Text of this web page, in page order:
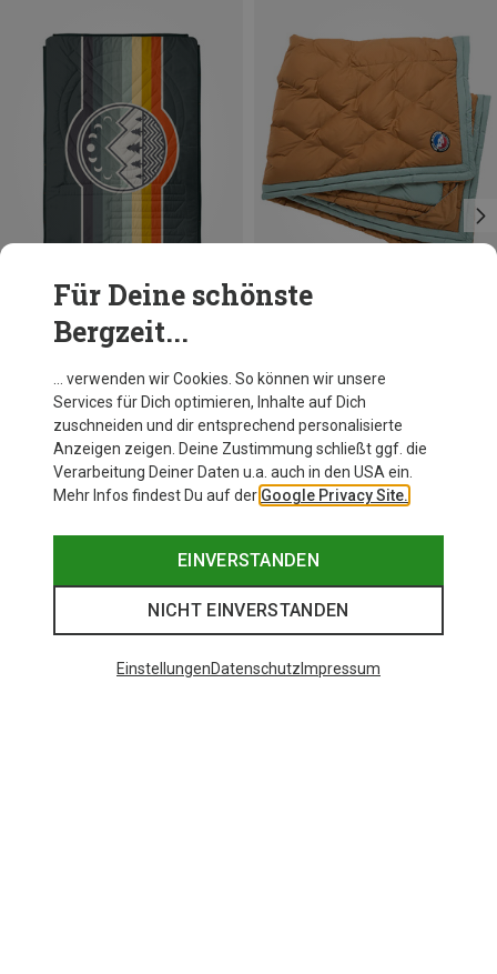
Du sparst 18%
Für Deine schönste
Bergzeit...
… verwenden wir Cookies. So können wir unsere
Services für Dich optimieren, Inhalte auf Dich
zuschneiden und dir entsprechend personalisierte
Anzeigen zeigen. Deine Zustimmung schließt ggf. die
Verarbeitung Deiner Daten u.a. auch in den USA ein.
Mehr Infos findest Du auf der Google Privacy Site.
EINVERSTANDEN
NICHT EINVERSTANDEN
EinstellungenDatenschutz Impressum